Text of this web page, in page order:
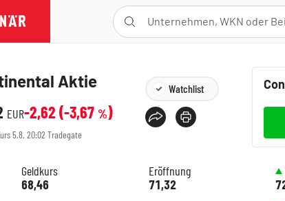
Aktie
EUR-2,62(-3,67 %)
5.8. 20:02 Tradegate
Watchlist
Geldkurs
68,46
Eröffnung
71,32